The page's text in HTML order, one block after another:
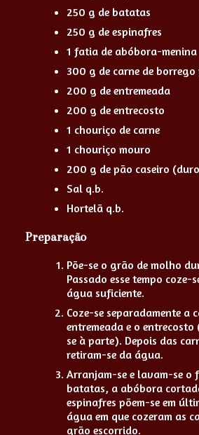
250 g de batatas
250 g de espinafres
1 fatia de abóbora-menina
300 g de carne de
200 g de entremeada
200 g de entrecosto
1 chouriço de carne
1 chouriço mouro
200 g de pão caseiro
Sal q.b.
Hortelã q.b.
Preparação
Põe-se o grão de molho
Passado esse tempo coze-
água suficiente.
Coze-se separadamente a
entremeada e o
se à parte). Depois das
retiram-se da água.
Arranjam-se e lavam-se o
batatas, a abóbora
espinafres põem-se em
água em que cozeram as
grão escorrido.